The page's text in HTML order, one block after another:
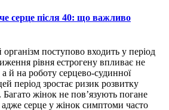
серце після 40: що важливо
поступово входить у період
рівня естрогену впливає не
й на роботу серцево-судинної
період зростає ризик розвитку
жінок не пов’язують погане
адже серце у жінок симптоми часто